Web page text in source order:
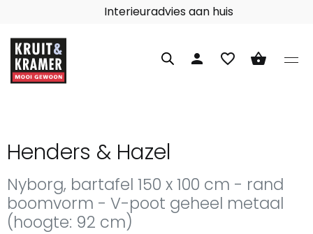
Interieuradvies aan huis
person favorite_border shopping_basket
Henders & Hazel
Nyborg, bartafel 150 x 100 cm - rand
boomvorm - V-poot geheel metaal
(hoogte: 92 cm)